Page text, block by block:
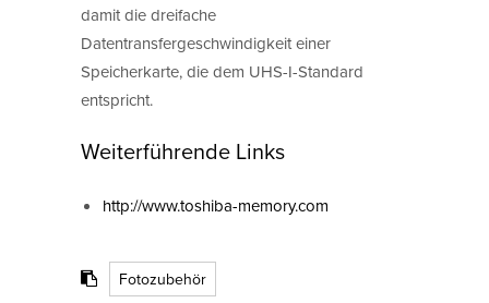
damit die dreifache
Datentransfergeschwindigkeit einer
Speicherkarte, die dem UHS-I-Standard
entspricht.
Weiterführende Links
http://www.toshiba-memory.com
Fotozubehör